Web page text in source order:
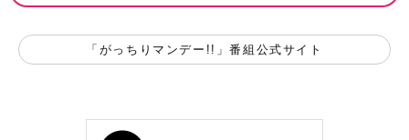
「がっちりマンデー!!」番組公式サイト